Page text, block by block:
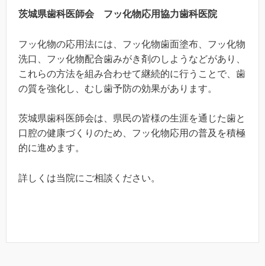
茨城県歯科医師会 フッ化物応用協力歯科医院
フッ化物の応用法には、フッ化物歯面塗布、フッ化物
洗口、フッ化物配合歯みがき剤のしようなどがあり、
これらの方法を組み合わせて継続的に行うことで、歯
の質を強化し、むし歯予防の効果があります。
茨城県歯科医師会は、県民の皆様の生涯を通じた歯と
口腔の健康づくりのため、フッ化物応用の普及を積極
的に進めます。
詳しくは当院にご相談ください。